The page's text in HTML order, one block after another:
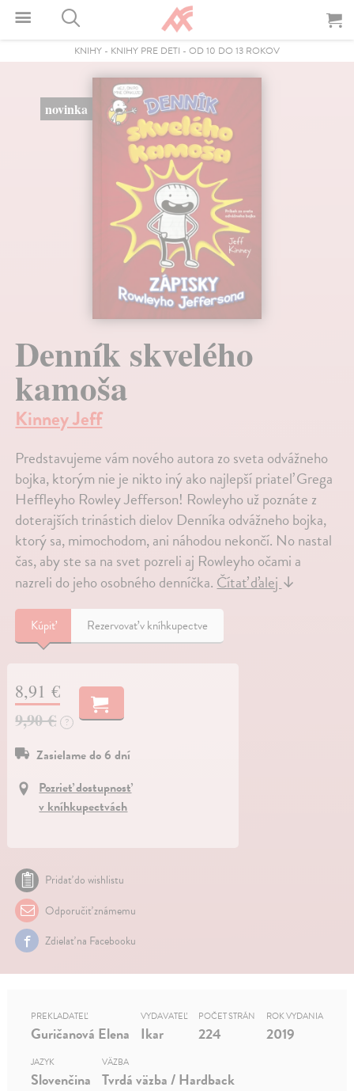
KNIHY - KNIHY PRE DETI - OD 10 DO 13 ROKOV
novinka
Denník skvelého
kamoša
Kinney Jeff
Predstavujeme vám nového autora zo sveta odvážneho
bojka, ktorým nie je nikto iný ako najlepší priateľ Grega
Heffleyho Rowley Jefferson! Rowleyho už poznáte z
doterajších trinástich dielov Denníka odvážneho bojka,
ktorý sa, mimochodom, ani náhodou nekončí. No nastal
čas, aby ste sa na svet pozreli aj Rowleyho očami a
nazreli do jeho osobného denníčka.Čítať ďalej↓
Kúpiť Rezervovať v kníhkupectve
8,91 €
9,90 €
?
Zasielame do 6 dní
Pozrieť dostupnosť
v kníhkupectvách
Pridať do wishlistu
Odporučiť známemu
Zdielať na Facebooku
PREKLADATEĽ
Guričanová Elena
VYDAVATEĽ
Ikar
POČET STRÁN
224
ROK VYDANIA
2019
JAZYK
Slovenčina
VÄZBA
Tvrdá väzba / Hardback